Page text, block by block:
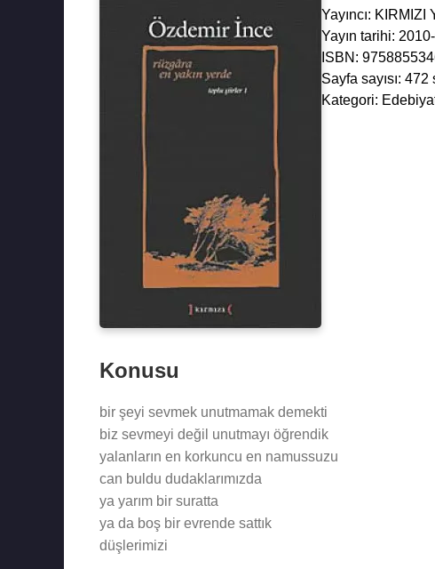
Yayıncı: KIRMIZI
Yayın tarihi:
ISBN:
Sayfa sayısı: 472
Kategori:
Konusu
bir şeyi sevmek unutmamak demekti
biz sevmeyi değil unutmayı öğrendik
yalanların en korkuncu en namussuzu
can buldu dudaklarımızda
ya yarım bir suratta
ya da boş bir evrende sattık
düşlerimizi